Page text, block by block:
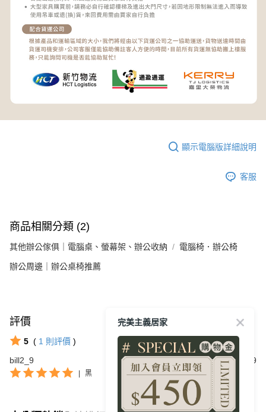
顯示電腦版詳細說明
客服
商品相關分類 (2)
其他辦公傢俱｜電腦桌、螢幕架、辦公收納 電腦椅．辦公椅
辦公周邊｜辦公桌椅推薦
評價 查看全部
5 ( 1 則評價 )
bill2_9
2023/08/09
黑
完美主義居家